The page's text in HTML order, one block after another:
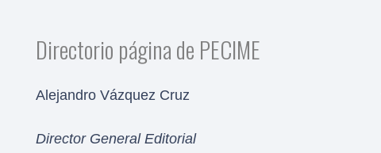
Directorio página de PECIME
Alejandro Vázquez Cruz
Director General Editorial